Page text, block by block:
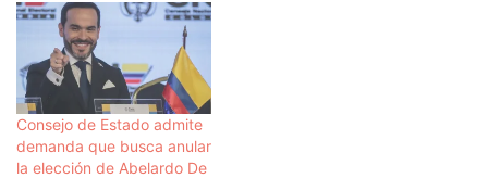
Consejo de Estado admite
demanda que busca anular
la elección de Abelardo De